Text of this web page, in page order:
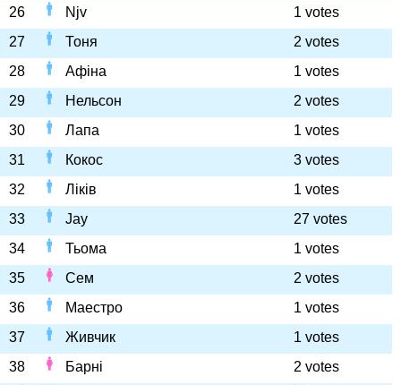
26
Njv
1 votes
27
Тоня
2 votes
28
Афіна
1 votes
29
Нельсон
2 votes
30
Лапа
1 votes
31
Кокос
3 votes
32
Ліків
1 votes
33
Jay
27 votes
34
Тьома
1 votes
35
Сем
2 votes
36
Маестро
1 votes
37
Живчик
1 votes
38
Барні
2 votes